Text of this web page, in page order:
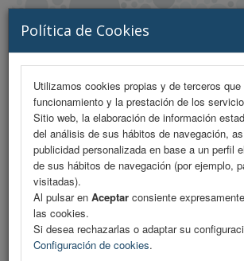
Política de Cookies
Utilizamos cookies propias y de terceros que
funcionamiento y la prestación de los
Sitio web, la elaboración de información
del análisis de sus hábitos de navegación,
publicidad personalizada en base a un perfil
de sus hábitos de navegación (por ejemplo,
visitadas).
Al pulsar en Aceptar consiente
las cookies.
Si desea rechazarlas o adaptar su
Configuración de cookies.
MENU
Programa Científico
Miércoles 11 de marzo